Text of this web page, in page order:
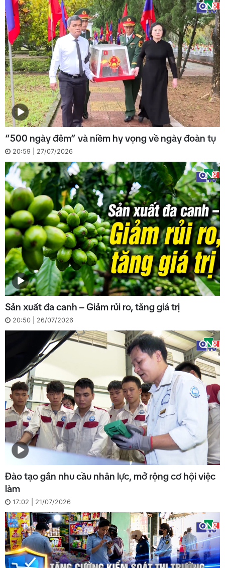
“500 ngày đêm” và niềm hy vọng về ngày đoàn tụ
20:59 | 27/07/2026
Sản xuất đa canh – Giảm rủi ro, tăng giá trị
20:50 | 26/07/2026
Đào tạo gắn nhu cầu nhân lực, mở rộng cơ hội việc
làm
17:02 | 21/07/2026